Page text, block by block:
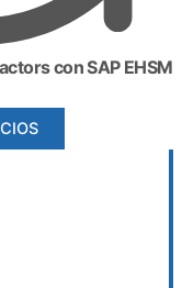
con SAP EHSM